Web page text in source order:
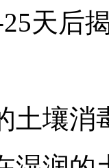
天后
土壤消